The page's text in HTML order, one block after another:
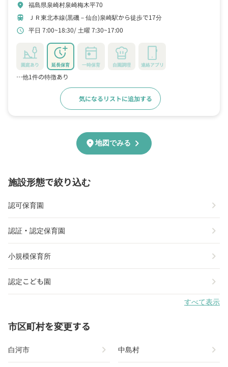
location_on 福島県泉崎村泉崎梅木平70
train ＪＲ東北本線(黒磯－仙台)泉崎駅から徒歩で17分
schedule 平日 7:00~18:30 土曜 7:30~17:00
園庭あり 延長保育 一時保育 自園調理 連絡アプリ
…他1件の特徴あり
気になるリストに追加する
location_on地図でみる chevron_right
施設形態で絞り込む
認可保育園 chevron_right
認証・認定保育園 chevron_right
小規模保育所 chevron_right
認定こども園 chevron_right
すべて表示
市区町村を変更する
白河市 chevron_right 中島村 chevron_right